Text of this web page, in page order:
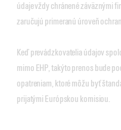
údaje vždy chránené záväznými
zaručujú primeranú úroveň
Keď prevádzkovatelia údajov
mimo EHP, takýto prenos bude
opatreniam, ktoré môžu byť
prijatými Európskou komisiou.